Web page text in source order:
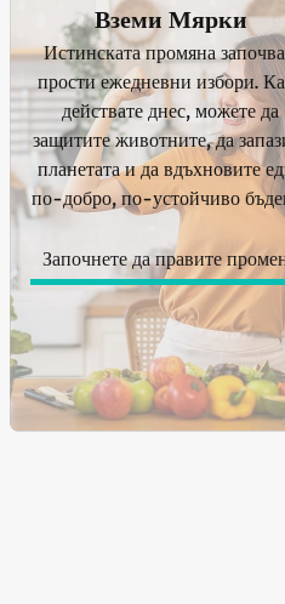
Вземи Мярки
Истинската промяна
прости ежедневни избори.
действате днес, можете да
защитите животните, да
планетата и да вдъхновите
по-добро, по-устойчиво
Започнете да правите